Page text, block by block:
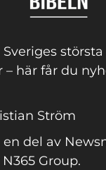
– här får du
Ström
del av
Group.